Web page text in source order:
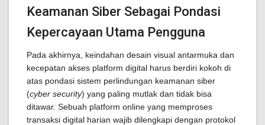
Keamanan Siber Sebagai Pondasi
Kepercayaan Utama Pengguna
Pada akhirnya, keindahan desain visual antarmuka dan
kecepatan akses platform digital harus berdiri kokoh di
atas pondasi sistem perlindungan keamanan siber
(cyber security) yang paling mutlak dan tidak bisa
ditawar. Sebuah platform online yang memproses
transaksi digital harian wajib dilengkapi dengan protokol